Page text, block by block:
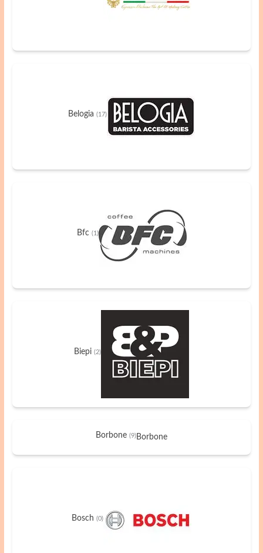
Belogia (17)
Bfc (1)
Biepi (2)
Borbone (9)Borbone
Bosch (0)